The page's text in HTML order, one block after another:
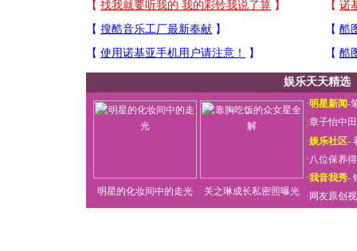
娱乐天天精选
明星的化妆间中的走光 关之琳成长私密照曝光
·明星新闻-
·章子怡中
·娱乐社区-
·八位保养
·我音我秀-
· 网友原创